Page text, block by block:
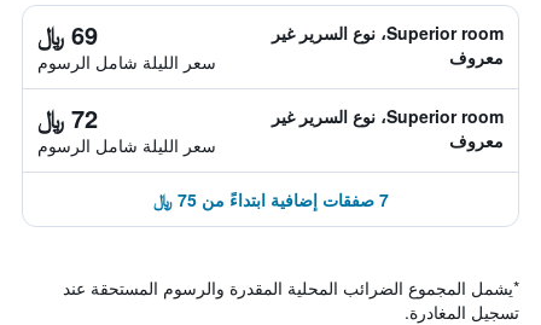
Superior room، نوع السرير غير
معروف
69 ﷼
سعر الليلة شامل الرسوم
Superior room، نوع السرير غير
معروف
72 ﷼
سعر الليلة شامل الرسوم
7 صفقات إضافية ابتداءً من 75 ﷼
*يشمل المجموع الضرائب المحلية المقدرة والرسوم المستحقة عند
تسجيل المغادرة.